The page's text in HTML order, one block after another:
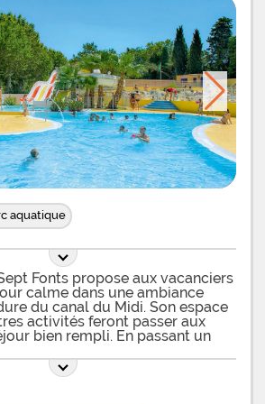
Il y a possibilité de louer :
vélos et kit bébé et de vous
Les sportifs passeront du temps
tables de ping-pong et sur le
que les enfants
de jeux. La plage se situe à
direct, vous apprécierez de
secondes et vous retrouver
aux eaux limpides face à
>L'île de Ré est connue
et ses espaces naturels alors ne
prendre vos baskets et votre vélo
des plages et villages qui la
aquatique
Fonts propose aux vacanciers
calme dans une ambiance
du canal du Midi. Son espace
activités feront passer aux
bien rempli. En passant un
de passer des vacances
espace aquatique adapté à